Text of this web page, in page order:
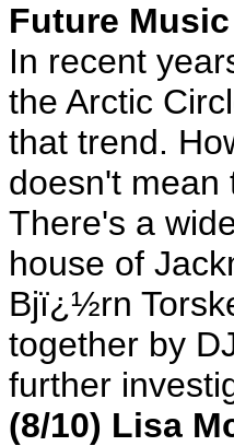
Future Music
In recent
the Arctic
that trend.
doesn't mean
There's a
house of
Bjï¿½rn
together by
further
(8/10) Lisa